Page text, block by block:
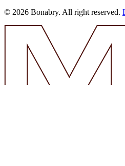
© 2026 Bonabry. All right reserved.